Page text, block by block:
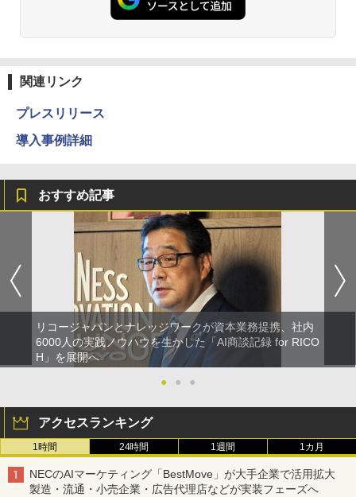
関連リンク
プレスリリース
導入事例詳細
おすすめ記事
リコージャパンとナレッジワークが資本業務提携、社内
6000人の実践ノウハウを生かした「AI商談記録 for RICO
H」を展開へ
●
● ●
アクセスランキング
1時間 24時間 1週間 1カ月
NECのAIマーケティング「BestMove」が大手企業で活用拡大
製造・流通・小売企業・広告代理店などが実装フェーズへ